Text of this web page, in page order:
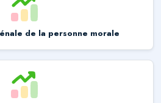
de la personne morale